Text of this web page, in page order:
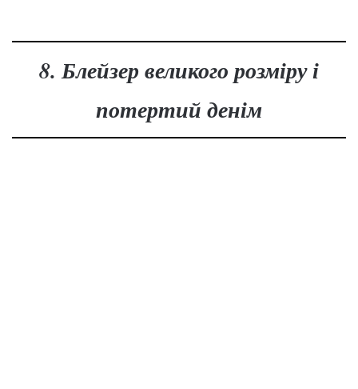
8. Блейзер великого розміру і
потертий денім